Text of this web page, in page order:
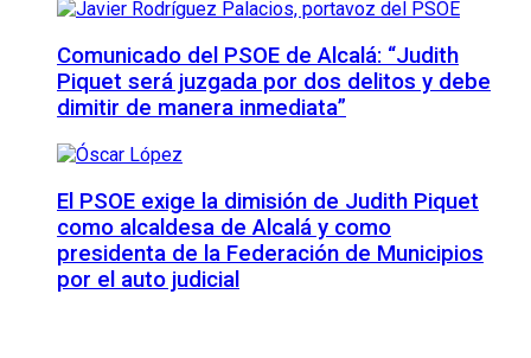
Comunicado del PSOE de Alcalá: “Judith
Piquet será juzgada por dos delitos y debe
dimitir de manera inmediata”
El PSOE exige la dimisión de Judith Piquet
como alcaldesa de Alcalá y como
presidenta de la Federación de Municipios
por el auto judicial